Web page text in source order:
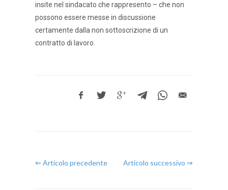
insite nel sindacato che rappresento – che non
possono essere messe in discussione
certamente dalla non sottoscrizione di un
contratto di lavoro.
⇐ Articolo precedente Articolo successivo ⇒